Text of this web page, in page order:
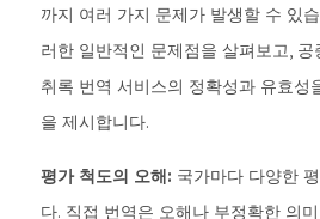
까지 여러 가지 문제가 발생할 수 있
러한 일반적인 문제점을 살펴보고,
취록 번역 서비스의 정확성과 유효성
을 제시합니다.
평가 척도의 오해: 국가마다 다양한
다. 직접 번역은 오해나 부정확한 의